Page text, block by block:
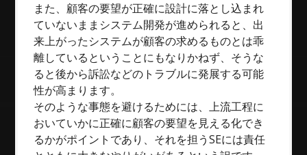
また、顧客の要望が正確に設計に落とし込まれ
ていないままシステム開発が進められると、出
来上がったシステムが顧客の求めるものとは乖
離しているということにもなりかねず、そうな
ると後から訴訟などのトラブルに発展する可能
性が高まります。
そのような事態を避けるためには、上流工程に
おいていかに正確に顧客の要望を見える化でき
るかがポイントであり、それを担うSEには責任